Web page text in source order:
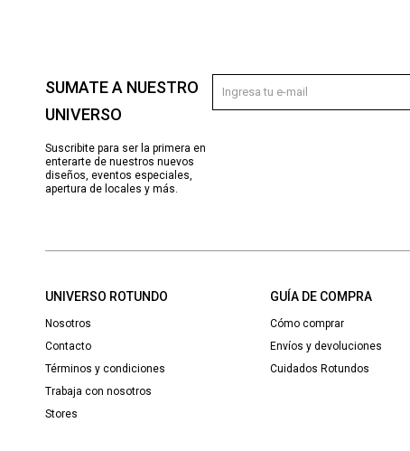
UNIVERSO ROTUNDO
Nosotros
Contacto
Términos y condiciones
Trabaja con nosotros
Stores
GUÍA DE COMPRA
Cómo comprar
Envíos y devoluciones
Cuidados Rotundos
SUMATE A NUESTRO
UNIVERSO
Suscribite para ser la primera en
enterarte de nuestros nuevos
diseños, eventos especiales,
apertura de locales y más.